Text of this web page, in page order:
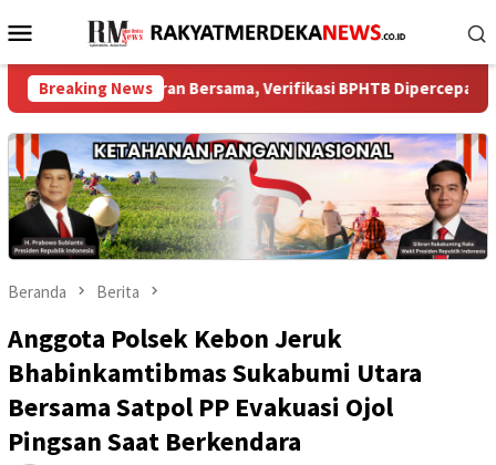
ke
Menu
Mobile
Breaking News
Edaran Bersama, Verifikasi BPHTB Dipercepat Jadi 3 Hari
Beranda Berita
Anggota Polsek Kebon Jeruk
Bhabinkamtibmas Sukabumi Utara
Bersama Satpol PP Evakuasi Ojol
Pingsan Saat Berkendara